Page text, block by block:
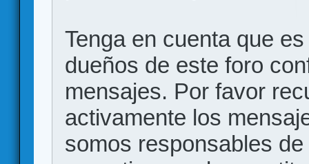
Tenga en cuenta que
dueños de este foro
mensajes. Por favor
activamente los
somos responsables